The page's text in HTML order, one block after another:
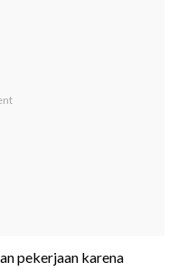
pekerjaan karena